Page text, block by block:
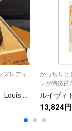
ズレディ
ルイ·ヴィトン サックプラPM Louis Vuitton モノグラム レディーストートバッグ Sack Pla PM ビジネスバッグ ハンドバッグ ショルダーバッグ
かっちりと
ンが特徴的
13,824